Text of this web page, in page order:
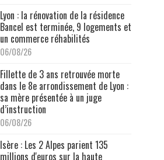
Lyon : la rénovation de la résidence
Bancel est terminée, 9 logements et
un commerce réhabilités
06/08/26
Fillette de 3 ans retrouvée morte
dans le 8e arrondissement de Lyon :
sa mère présentée à un juge
d’instruction
06/08/26
Isère : Les 2 Alpes parient 135
millions d'euros sur la haute